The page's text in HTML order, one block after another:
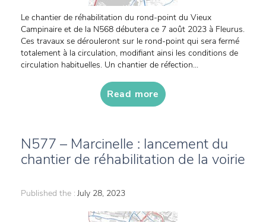
Le chantier de réhabilitation du rond-point du Vieux
Campinaire et de la N568 débutera ce 7 août 2023 à Fleurus.
Ces travaux se dérouleront sur le rond-point qui sera fermé
totalement à la circulation, modifiant ainsi les conditions de
circulation habituelles. Un chantier de réfection...
Read more
N577 – Marcinelle : lancement du
chantier de réhabilitation de la voirie
Published the : July 28, 2023